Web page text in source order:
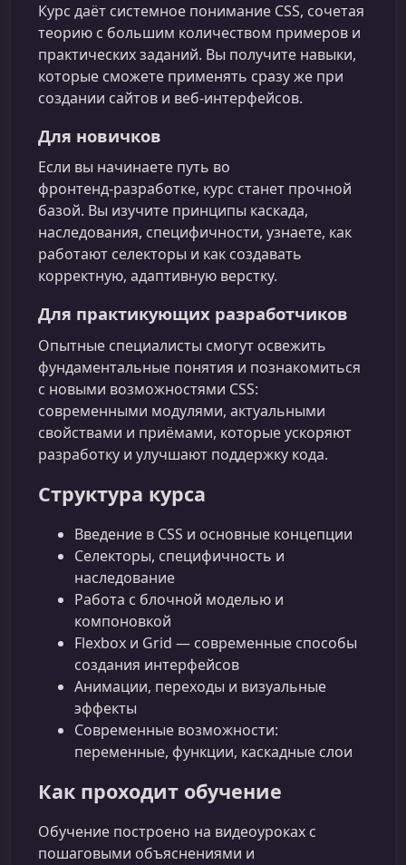
Курс даёт системное понимание CSS, сочетая
теорию с большим количеством примеров и
практических заданий. Вы получите навыки,
которые сможете применять сразу же при
создании сайтов и веб‑интерфейсов.
Для новичков
Если вы начинаете путь во
фронтенд‑разработке, курс станет прочной
базой. Вы изучите принципы каскада,
наследования, специфичности, узнаете, как
работают селекторы и как создавать
корректную, адаптивную верстку.
Для практикующих разработчиков
Опытные специалисты смогут освежить
фундаментальные понятия и познакомиться
с новыми возможностями CSS:
современными модулями, актуальными
свойствами и приёмами, которые ускоряют
разработку и улучшают поддержку кода.
Структура курса
Введение в CSS и основные концепции
Селекторы, специфичность и
наследование
Работа с блочной моделью и
компоновкой
Flexbox и Grid — современные способы
создания интерфейсов
Анимации, переходы и визуальные
эффекты
Современные возможности:
переменные, функции, каскадные слои
Как проходит обучение
Обучение построено на видеоуроках с
пошаговыми объяснениями и